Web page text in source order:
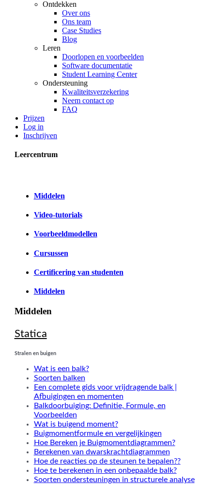
Ontdekken
Over ons
Ons team
Case Studies
Blog
Leren
Doorlopen en voorbeelden
Software documentatie
Student Learning Center
Ondersteuning
Kwaliteitsverzekering
Neem contact op
FAQ
Prijzen
Log in
Inschrijven
Leercentrum
Middelen
Video-tutorials
Voorbeeldmodellen
Cursussen
Certificering van studenten
Middelen
Middelen
Statica
Stralen en buigen
Wat is een balk?
Soorten balken
Een complete gids voor vrijdragende balk |
Afbuigingen en momenten
Balkdoorbuiging: Definitie, Formule, en
Voorbeelden
Wat is buigend moment?
Buigmomentformule en vergelijkingen
Hoe Bereken je Buigmomentdiagrammen?
Berekenen van dwarskrachtdiagrammen
Hoe de reacties op de steunen te bepalen??
Hoe te berekenen in een onbepaalde balk?
Soorten ondersteuningen in structurele analyse